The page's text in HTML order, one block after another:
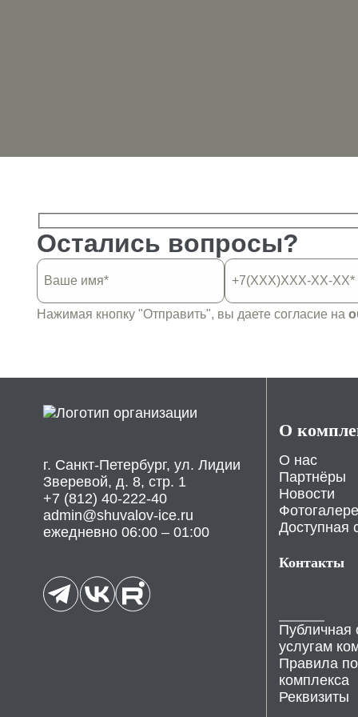
Остались вопросы?
Нажимая кнопку "Отправить", вы даете согласие на
г. Санкт-Петербург, ул. Лидии
Зверевой, д. 8, стр. 1
+7 (812) 40-222-40
admin@shuvalov-ice.ru
ежедневно 06:00 – 01:00
О
О нас
Партнёры
Новости
Доступная
Контакты
Публичная
услугам
Правила
комплекса
Реквизиты